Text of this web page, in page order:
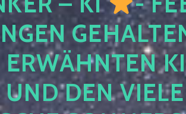
ERWÄHNTEN
UND DEN